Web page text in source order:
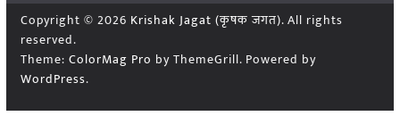
Copyright © 2026 Krishak Jagat (कृषक जगत). All rights
reserved.
Theme: ColorMag Pro by ThemeGrill. Powered by
WordPress.